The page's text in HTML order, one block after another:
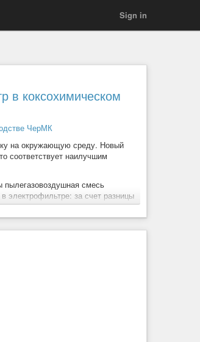
Sign in
в коксохимическом
на окружающую среду. Новый
соответствует наилучшим
пылегазовоздушная смесь
электрофильтре: за счет разницы
бункерах.